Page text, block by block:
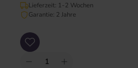
Lieferzeit: 1-2 Wochen
Garantie: 2 Jahre
Produkt Anzahl: Gib den gewünschten Wert